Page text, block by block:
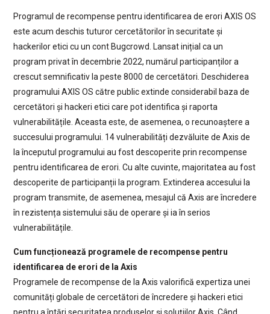
Programul de recompense pentru identificarea de erori AXIS OS
este acum deschis tuturor cercetătorilor în securitate și
hackerilor etici cu un cont Bugcrowd. Lansat inițial ca un
program privat în decembrie 2022, numărul participanților a
crescut semnificativ la peste 8000 de cercetători. Deschiderea
programului AXIS OS către public extinde considerabil baza de
cercetători și hackeri etici care pot identifica și raporta
vulnerabilitățile. Aceasta este, de asemenea, o recunoaștere a
succesului programului. 14 vulnerabilități dezvăluite de Axis de
la începutul programului au fost descoperite prin recompense
pentru identificarea de erori. Cu alte cuvinte, majoritatea au fost
descoperite de participanții la program. Extinderea accesului la
program transmite, de asemenea, mesajul că Axis are încredere
în rezistența sistemului său de operare și ia în serios
vulnerabilitățile.
Cum funcționează programele de recompense pentru
identificarea de erori de la Axis
Programele de recompense de la Axis valorifică expertiza unei
comunități globale de cercetători de încredere și hackeri etici